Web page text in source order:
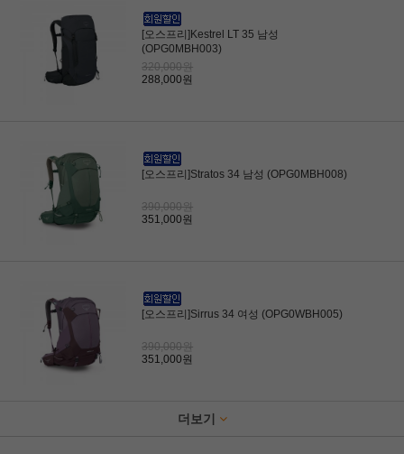
[오스프리]Kestrel LT 35 남성
(OPG0MBH003)
320,000원
288,000원
[오스프리]Stratos 34 남성 (OPG0MBH008)
390,000원
351,000원
[오스프리]Sirrus 34 여성 (OPG0WBH005)
390,000원
351,000원
더보기